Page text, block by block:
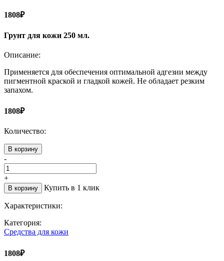
1808₽
Грунт для кожи 250 мл.
Описание:
Применяется для обеспечения оптимальной адгезии между
пигментной краской и гладкой кожей. Не обладает резким
запахом.
1808₽
Количество:
В корзину
-
+
В корзину Купить в 1 клик
Характеристики:
Категория:
Средства для кожи
1808₽